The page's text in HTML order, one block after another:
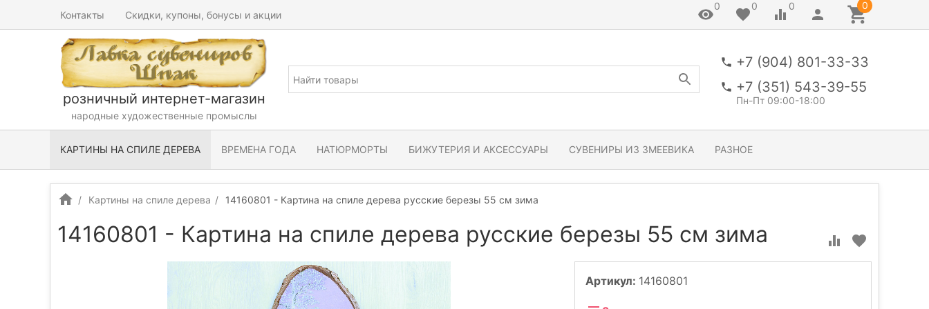
Контакты Скидки, купоны, бонусы и акции
0 0 0 0
розничный интернет-магазин
народные художественные промыслы
+7 (904) 801-33-33
+7 (351) 543-39-55
Пн-Пт 09:00-18:00
КАРТИНЫ НА СПИЛЕ ДЕРЕВА ВРЕМЕНА ГОДА НАТЮРМОРТЫ БИЖУТЕРИЯ И АКСЕССУАРЫ СУВЕНИРЫ ИЗ ЗМЕЕВИКА РАЗНОЕ
Картины на спиле дерева 14160801 - Картина на спиле дерева русские березы 55 см зима
14160801 - Картина на спиле дерева русские березы 55 см зима
Артикул: 14160801